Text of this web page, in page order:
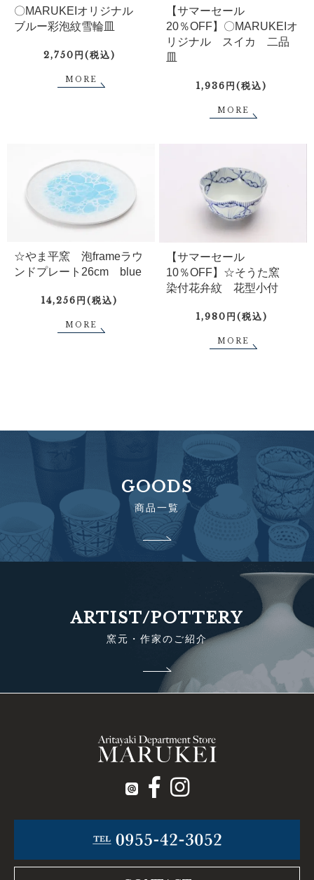
〇MARUKEIオリジナル
ブルー彩泡紋雪輪皿
2,750円(税込)
MORE
【サマーセール
20％OFF】〇MARUKEIオ
リジナル スイカ 二品
皿
1,936円(税込)
MORE
☆やま平窯 泡frameラウ
ンドプレート26cm blue
14,256円(税込)
MORE
【サマーセール
10％OFF】☆そうた窯
染付花弁紋 花型小付
1,980円(税込)
MORE
GOODS
商品一覧
ARTIST/POTTERY
窯元・作家のご紹介